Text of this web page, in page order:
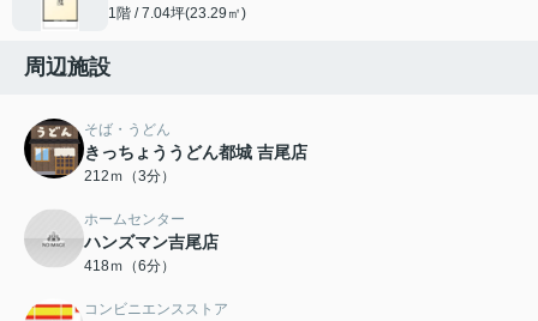
1階 / 7.04坪(23.29㎡)
周辺施設
そば・うどん
きっちょううどん都城 吉尾店
212ｍ（3分）
ホームセンター
ハンズマン吉尾店
418ｍ（6分）
コンビニエンスストア